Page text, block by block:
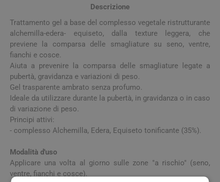
Descrizione
Trattamento gel a base del complesso vegetale ristrutturante
alchemilla-edera- equiseto, dalla texture leggera, che
previene la comparsa delle smagliature su seno, ventre,
fianchi e cosce.
Aiuta a prevenire la comparsa delle smagliature legate a
pubertà, gravidanza e variazioni di peso.
Gel trasparente ambrato senza profumo.
Ideale da utilizzare durante la pubertà, in gravidanza o in caso
di variazione di peso.
Principi attivi:
- complesso Alchemilla, Edera, Equiseto tonificante (35%).
Modalità d'uso
Applicare una volta al giorno sulle zone "a rischio" (seno,
ventre, fianchi e cosce).